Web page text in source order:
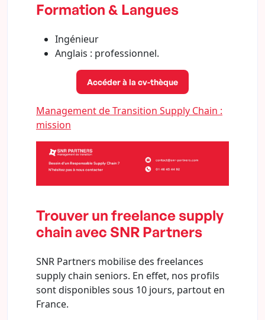
Formation & Langues
Ingénieur
Anglais : professionnel.
Accéder à la cv-thèque
Management de Transition Supply Chain :
mission
Trouver un freelance supply
chain avec SNR Partners
SNR Partners mobilise des freelances
supply chain seniors. En effet, nos profils
sont disponibles sous 10 jours, partout en
France.